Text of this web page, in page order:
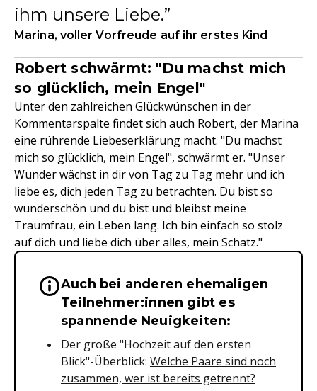
ihm unsere Liebe.
Marina, voller Vorfreude auf ihr erstes Kind
Robert schwärmt: "Du machst mich
so glücklich, mein Engel"
Unter den zahlreichen Glückwünschen in der
Kommentarspalte findet sich auch Robert, der Marina
eine rührende Liebeserklärung macht. "Du machst
mich so glücklich, mein Engel", schwärmt er. "Unser
Wunder wächst in dir von Tag zu Tag mehr und ich
liebe es, dich jeden Tag zu betrachten. Du bist so
wunderschön und du bist und bleibst meine
Traumfrau, ein Leben lang. Ich bin einfach so stolz
auf dich und liebe dich über alles, mein Schatz."
Wichtige Hinweise &
Auch bei anderen ehemaligen
Teilnehmer:innen gibt es
spannende Neuigkeiten:
Der große "Hochzeit auf den ersten
Blick"-Überblick: Welche Paare sind noch
zusammen, wer ist bereits getrennt?